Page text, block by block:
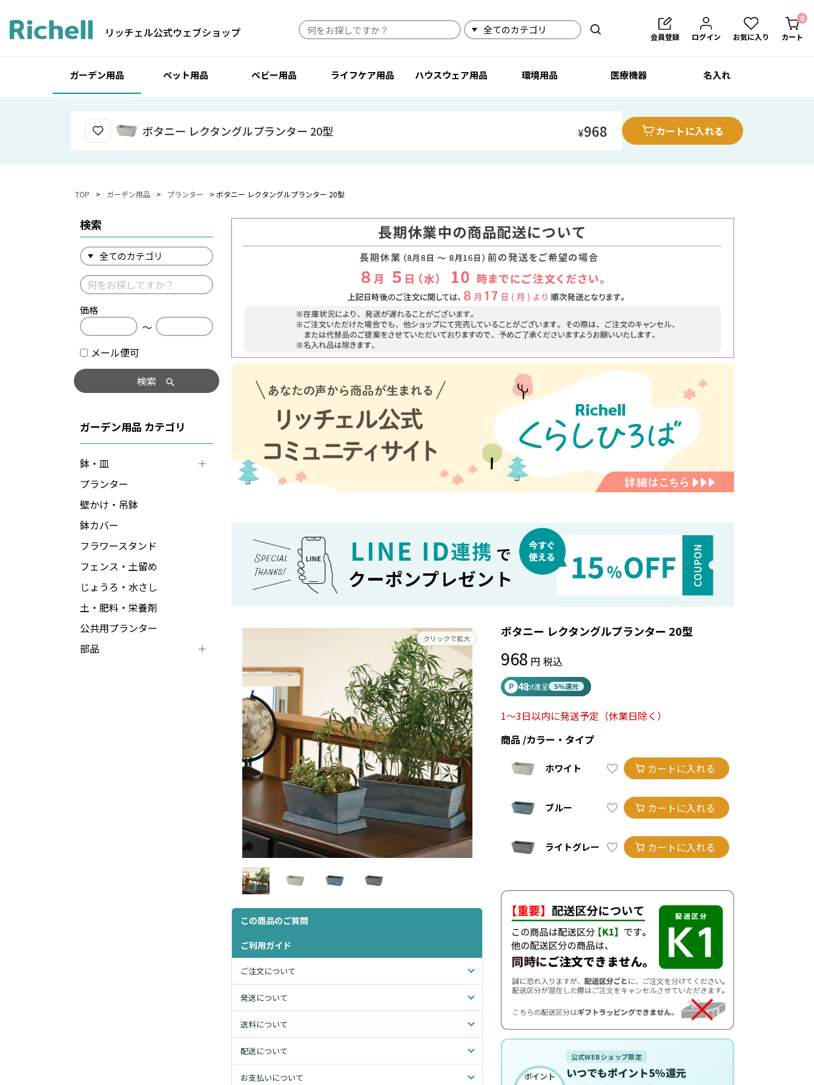
リッチェル公式ウェブショップ 検索 会員登録 ログイン お気に入り カート
0
ガーデン用品 ペット用品 ベビー用品 ライフケア用品 ハウスウェア用品 環境用品 医療機器 名入れ
ボタニー レクタングルプランター 20型 ¥968 カートに入れる
TOP ガーデン用品 プランター ボタニー レクタングルプランター 20型
検索
価格
〜
メール便可
検索
ガーデン用品
鉢・皿
プランター
壁かけ・吊鉢
鉢カバー
フラワースタンド
フェンス・土留め
じょうろ・水さし
土・肥料・栄養剤
公共用プランター
部品
クリックで拡大
この商品のご質問
ご利用ガイド
ご注文について
発送について
送料について
配送について
お支払いについて
ボタニー レクタングルプランター 20型
968 税込
P 48pt進呈 5%還元
1～3日以内に発送予定 （休業日除く）
商品 カラー・タイプ
ホワイト カートに入れる
ブルー カートに入れる
ライトグレー カートに入れる
ポイント
公式WEBショップ限定
いつでもポイント5%還元